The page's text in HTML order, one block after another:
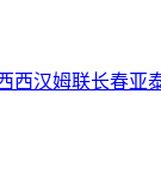
西汉姆联长春亚